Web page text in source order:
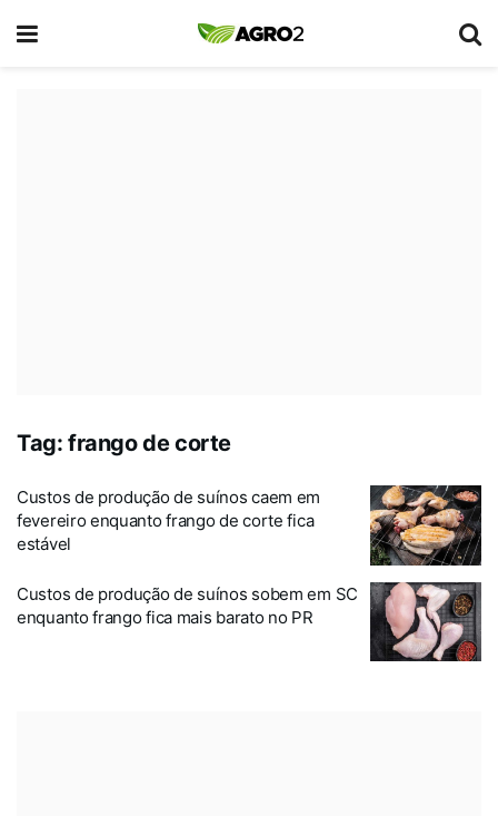
Tag: frango de corte
Custos de produção de suínos caem em
fevereiro enquanto frango de corte fica
estável
Custos de produção de suínos sobem em SC
enquanto frango fica mais barato no PR